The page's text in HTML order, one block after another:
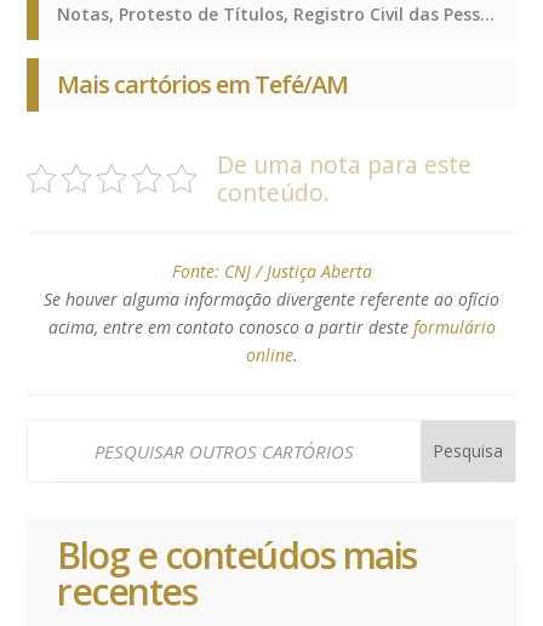
Notas, Protesto de Títulos, Registro Civil das Pessoas Naturais e de Interdições e Tutelas, Registro de Imóveis, Registro de Títulos e Documentos e Civis das Pessoas Jurídicas, Notas, Protesto de Títulos, Registro Civil das Pessoas Naturais e de Interdições e Tutelas, Registro de Imóveis, Registro de Títulos e Documentos e Civis das Pessoas Jurídicas, Notas, Protesto de Títulos, Registro Civil das Pessoas Naturais e de Interdições e Tutelas, Registro de Imóveis, Registro de Títulos e Documentos e Civis das Pessoas Jurídicas, Notas, Protesto de Títulos, Registro Civil das Pessoas Naturais e de Interdições e Tutelas, Registro de Imóveis, Registro de Títulos e Documentos e Civis das Pessoas Jurídicas
Mais cartórios em Tefé/AM
De uma nota para este
conteúdo.
Fonte: CNJ / Justiça Aberta
Se houver alguma informação divergente referente ao ofício
acima, entre em contato conosco a partir deste formulário
online.
Blog e conteúdos mais
recentes